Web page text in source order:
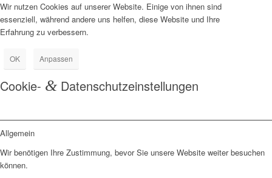
Wir nutzen Cookies auf unserer Website. Einige von ihnen sind
essenziell, während andere uns helfen, diese Website und Ihre
Erfahrung zu verbessern.
OK Anpassen
Cookie- & Datenschutzeinstellungen
Allgemein
Wir benötigen Ihre Zustimmung, bevor Sie unsere Website weiter besuchen
können.